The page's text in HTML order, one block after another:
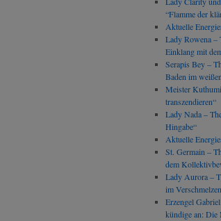
“Flamme der
Aktuelle
Lady Rowena –
Einklang mit
Serapis Bey –
Baden im
Meister
transzendieren“
Lady Nada –
Hingabe“
Aktuelle
St. Germain –
dem
Lady Aurora –
im
Erzengel
kündige an: Die